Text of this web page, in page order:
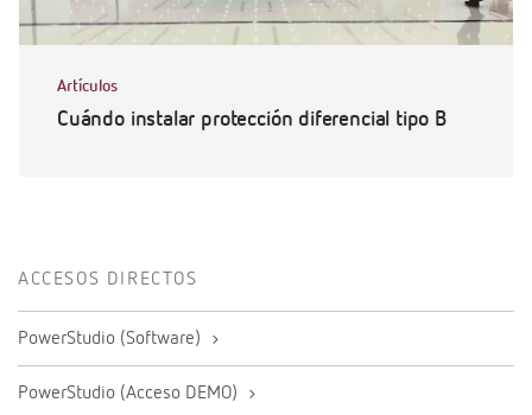
Artículos
Cuándo instalar protección diferencial tipo B
ACCESOS DIRECTOS
PowerStudio (Software)
PowerStudio (Acceso DEMO)